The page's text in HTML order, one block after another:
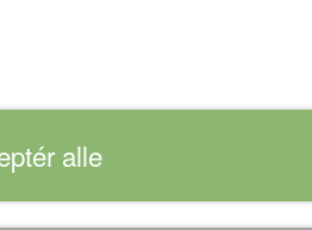
af, at han er en super-
efter-musen"-jagt
June beslutte sig for, om
livs kærlighed.
alle